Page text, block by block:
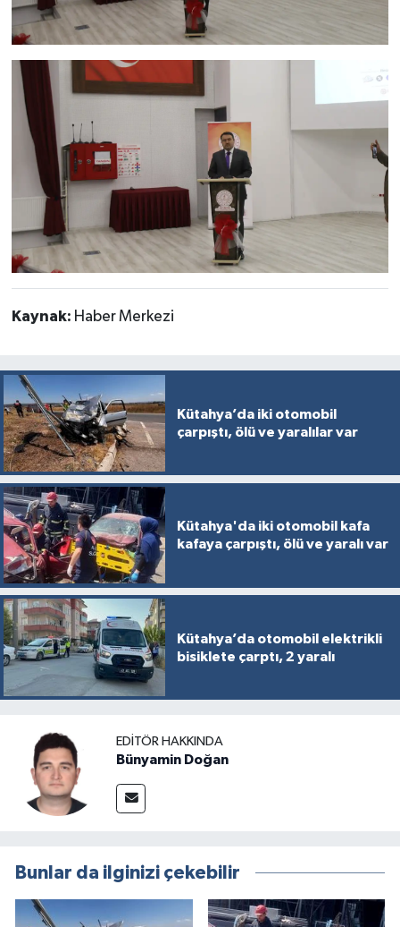
Kaynak: Haber Merkezi
Kütahya’da iki otomobil
çarpıştı, ölü ve yaralılar var
Kütahya'da iki otomobil kafa
kafaya çarpıştı, ölü ve yaralı var
Kütahya’da otomobil elektrikli
bisiklete çarptı, 2 yaralı
EDITÖR HAKKINDA
Bünyamin Doğan
Bunlar da ilginizi çekebilir